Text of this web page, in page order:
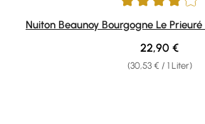
Durchschnittliche Bewertung von 4
Nuiton Beaunoy Bourgogne Le
(30,53 € / 1 Liter)
Regulärer
22,90 €